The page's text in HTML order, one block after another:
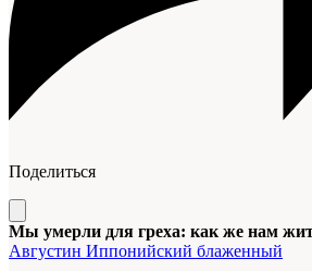
Поделиться
Мы умерли для греха: как же нам
Августин Иппонийский блаженный